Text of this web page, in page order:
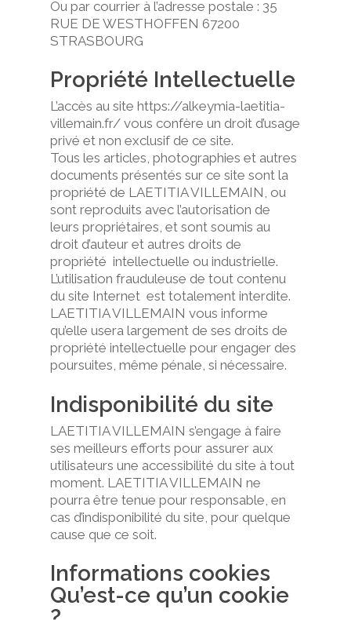
Ou par courrier à l’adresse postale : 35
RUE DE WESTHOFFEN 67200
STRASBOURG
Propriété Intellectuelle
L’accès au site https://alkeymia-laetitia-
villemain.fr/ vous confère un droit d’usage
privé et non exclusif de ce site.
Tous les articles, photographies et autres
documents présentés sur ce site sont la
propriété de LAETITIA VILLEMAIN, ou
sont reproduits avec l’autorisation de
leurs propriétaires, et sont soumis au
droit d’auteur et autres droits de
propriété intellectuelle ou industrielle.
L’utilisation frauduleuse de tout contenu
du site Internet est totalement interdite.
LAETITIA VILLEMAIN vous informe
qu’elle usera largement de ses droits de
propriété intellectuelle pour engager des
poursuites, même pénale, si nécessaire.
Indisponibilité du site
LAETITIA VILLEMAIN s’engage à faire
ses meilleurs efforts pour assurer aux
utilisateurs une accessibilité du site à tout
moment. LAETITIA VILLEMAIN ne
pourra être tenue pour responsable, en
cas d’indisponibilité du site, pour quelque
cause que ce soit.
Informations cookies
Qu’est-ce qu’un cookie
Accueil
Services
Tirages cartes
Soins énergétiques
Nettoyage de l’habitat
Ateliers
Formation
Soins énergétiques et
Harmoniser son
Formation
Boutique
Prendre rendez-